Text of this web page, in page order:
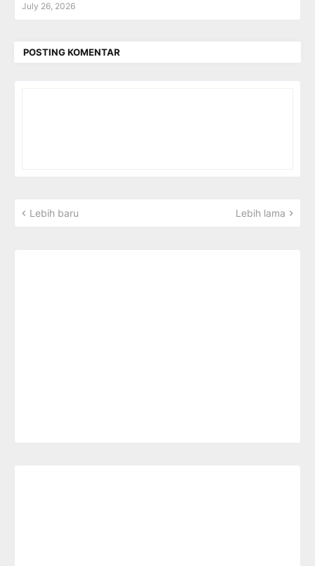
July 26, 2026
POSTING KOMENTAR
Lebih baru Lebih lama